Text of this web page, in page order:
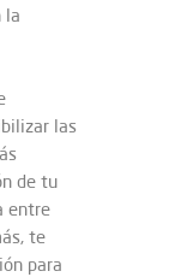
la
las
de tu
entre
te
para